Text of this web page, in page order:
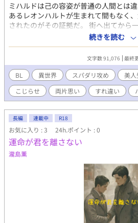
ミハルドは己の容姿が普通の人間とは
あるレオンハルトが生まれて間もなく
されたのがその証拠だ。 街へ出てから
き延びる日々が続いた。 手助けしてく
しばらくしていなくなってしまう。 こ
のかと思った時、ミハルドに差し伸べ
人──ライアンは幼心に見ても美しく、
からなかった。 しかし成長するにつれ
け、ついには「お前もそろそろ結婚し
去と現在が交錯する主従BL、ここに開
✿.•¨•.¸¸.•¨•.¸¸❀✿❀.•¨•.¸¸.•¨•.✿ R-
います 「その美人、執着系攻めにつき
オフ作品です 過去回想にて青年期ライ
シーン(中身は自慰の手伝い)があるた
も読めるようにしていますが、前作を読
けます
続きを読む
文字数 91,076 最終
BL 異世界 スパダリ攻め 美人
こじらせ
両片思い すれ違い
長編 連載中 R18
お気に入り : 3 24h.ポイント : 0
運命が君を離さない
瀧島薫